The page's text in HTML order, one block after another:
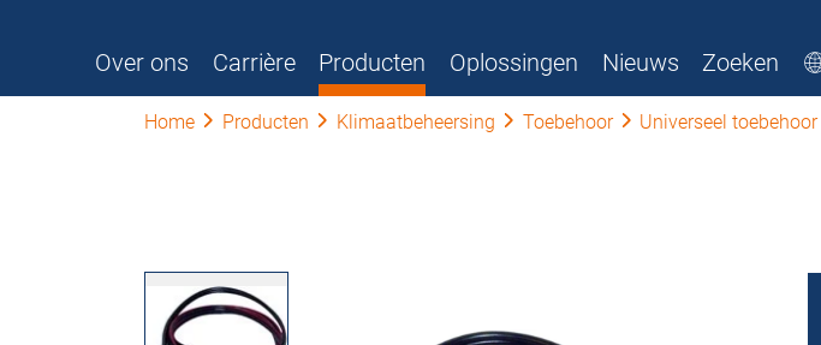
Over ons Carrière Producten Oplossingen Nieuws Zoeken
Home Producten Klimaatbeheersing Toebehoor Universeel toebehoor